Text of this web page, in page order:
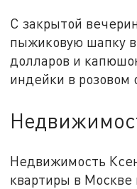
С закрытой
пыжиковую шапку
долларов и
индейки в розовом
Недвижимость
квартиры в Москве